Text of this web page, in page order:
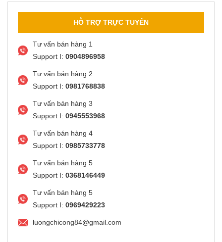
HỖ TRỢ TRỰC TUYẾN
Tư vấn bán hàng 1
Support I: 0904896958
Tư vấn bán hàng 2
Support I: 0981768838
Tư vấn bán hàng 3
Support I: 0945553968
Tư vấn bán hàng 4
Support I: 0985733778
Tư vấn bán hàng 5
Support I: 0368146449
Tư vấn bán hàng 5
Support I: 0969429223
luongchicong84@gmail.com